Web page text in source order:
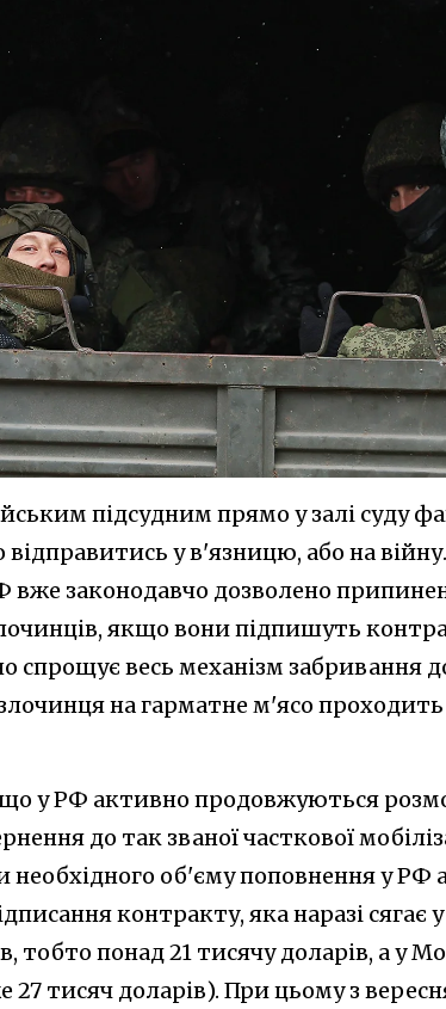
підсудним прямо у залі суду
відправитись у в'язницю, або на
вже законодавчо дозволено
якщо вони підпишуть
спрощує весь механізм забривання
на гарматне м'ясо проходить
що у РФ активно продовжуються
до так званої часткової
об'єму поповнення у РФ
контракту, яка наразі сягає
тобто понад 21 тисячу доларів, а у
тисяч доларів). При цьому з